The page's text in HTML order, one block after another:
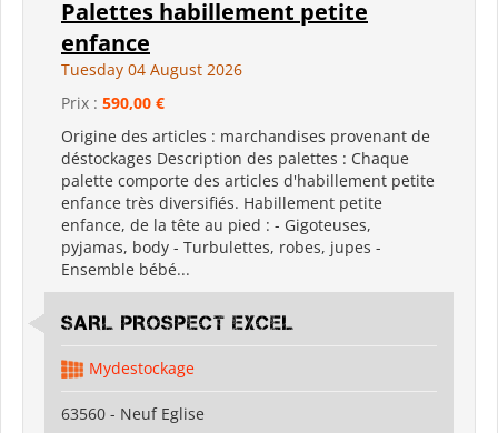
Palettes habillement petite
enfance
Tuesday 04 August 2026
Prix : 590,00 €
Origine des articles : marchandises provenant de
déstockages Description des palettes : Chaque
palette comporte des articles d'habillement petite
enfance très diversifiés. Habillement petite
enfance, de la tête au pied : - Gigoteuses,
pyjamas, body - Turbulettes, robes, jupes -
Ensemble bébé...
SARL PROSPECT EXCEL
Mydestockage
63560 - Neuf Eglise